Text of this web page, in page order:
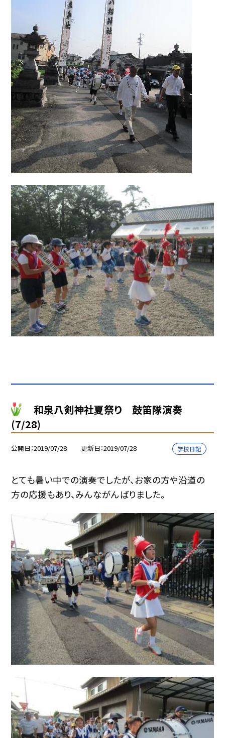
和泉八剣神社夏祭り 鼓笛隊演奏
(7/28)
公開日 2019/07/28 更新日 2019/07/28 学校日記
とても暑い中での演奏でしたが、お家の方や沿道の
方の応援もあり、みんながんばりました。